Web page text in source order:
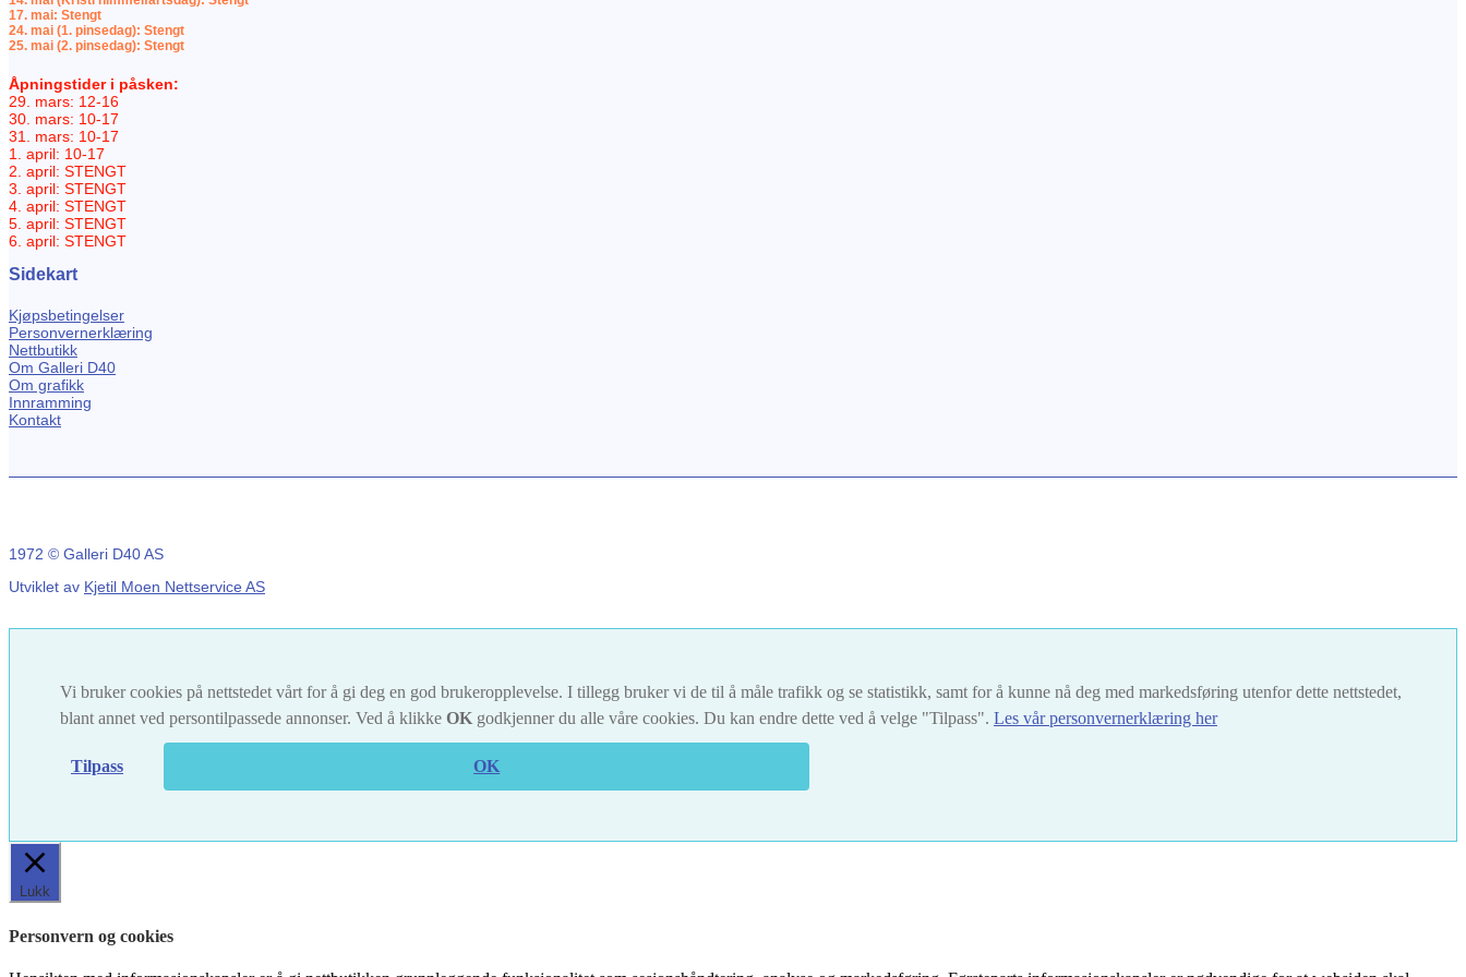
17. mai: Stengt
24. mai (1. pinsedag): Stengt
25. mai (2. pinsedag): Stengt
Åpningstider i påsken:
29. mars: 12-16
30. mars: 10-17
31. mars: 10-17
1. april: 10-17
2. april: STENGT
3. april: STENGT
4. april: STENGT
5. april: STENGT
6. april: STENGT
Sidekart
Kjøpsbetingelser
Personvernerklæring
Nettbutikk
Om Galleri D40
Om grafikk
Innramming
Kontakt
1972 © Galleri D40 AS
Utviklet av Kjetil Moen Nettservice AS
Vi bruker cookies på nettstedet vårt for å gi deg en god brukeropplevelse. I tillegg bruker vi de til å måle trafikk og se statistikk, samt for å kunne nå deg med markedsføring utenfor dette nettstedet,
blant annet ved persontilpassede annonser. Ved å klikke OK godkjenner du alle våre cookies. Du kan endre dette ved å velge "Tilpass". Les vår personvernerklæring her
Tilpass OK
Lukk
Personvern og cookies